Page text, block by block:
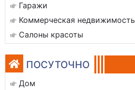
Гаражи
Коммерческая недвижимость
Салоны красоты
ПОСУТОЧНО
Дом